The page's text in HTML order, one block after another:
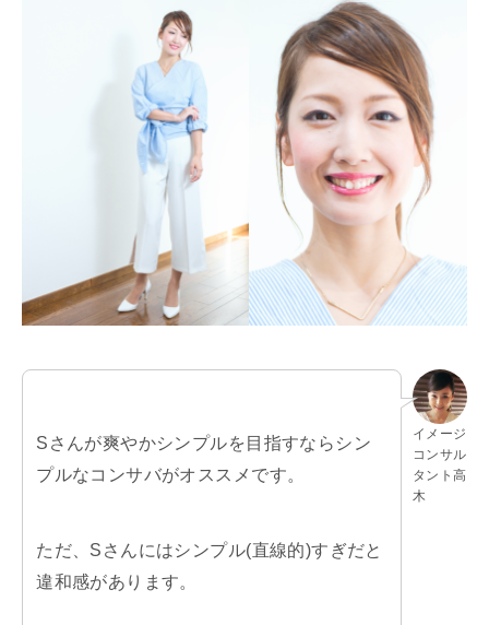
イメージ
コンサル
タント高
木
Sさんが爽やかシンプルを目指すならシン
プルなコンサバがオススメです。
ただ、Sさんにはシンプル(直線的)すぎだと
違和感があります。